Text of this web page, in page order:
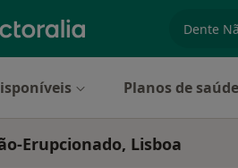
Planos de saúde
Erupcionado, Lisboa